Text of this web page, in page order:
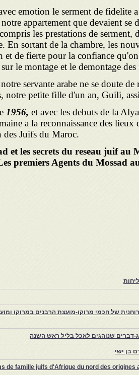
emotion le serment de fidelite
notre appartement que devaient se
les prestations de serment,
En sortant de la chambre, les
et de fierte pour la confiance
le montage et le demontage
servante arabe ne se doute
notre petite fille d'un an, Guili,
1956, et avec les debuts de la
a la reconnaissance des lieux
des Juifs du Maroc.
et les secrets du reseau juif au
premiers Agents du Mossad
של חכמי מרוקו-מועצת הרבנים במרוקו
דברים שנוהגים לאכל בליל ראש השנה
בן ישי
de famille juifs d'Afrique du nord des origines